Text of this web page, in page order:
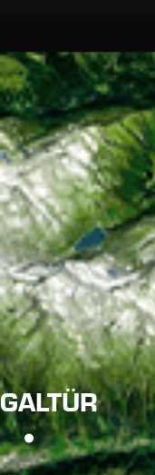
GALTÜR